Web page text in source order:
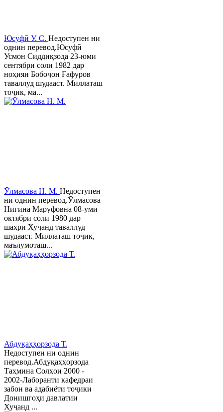
Юсуфӣ У. C. Недоступен ни
однин перевод.Юсуфӣ
Усмон Сиддиқзода 23-юми
сентябри соли 1982 дар
ноҳияи Бобоҷон Ғафуров
таваллуд шудааст. Миллаташ
тоҷик, ма...
Ӯлмасова Н. М. Недоступен
ни однин перевод.Ӯлмасова
Нигина Маруфовна 08-уми
октябри соли 1980 дар
шаҳри Хуҷанд таваллуд
шудааст. Миллаташ тоҷик,
маълумоташ...
Абдуқаҳҳорзода Т.
Недоступен ни однин
перевод.Абдуқаҳҳорзода
Таҳмина Солҳои 2000 -
2002-Лаборанти кафедраи
забон ва адабиёти тоҷики
Донишгоҳи давлатии
Хуҷанд ...